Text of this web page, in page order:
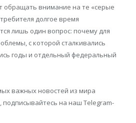
обращать внимание на те «серые
долгое время
лишь один вопрос: почему для
с которой сталкивались
годы и отдельный федеральный
важных новостей из мира
подписывайтесь на наш Telegram-